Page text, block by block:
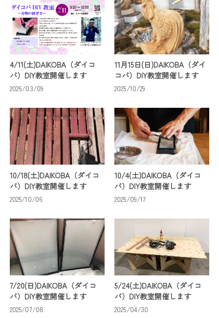
4/11(土)DAIKOBA（ダイコ
バ）DIY教室開催します
2026/03/09
11月15日(日)DAIKOBA（ダイ
コバ）DIY教室開催します
2025/10/29
10/18(土)DAIKOBA（ダイコ
バ）DIY教室開催します
2025/10/06
10/4(土)DAIKOBA（ダイコ
バ）DIY教室開催します
2025/09/17
7/20(日)DAIKOBA（ダイコ
バ）DIY教室開催します
2025/07/08
5/24(土)DAIKOBA（ダイコ
バ）DIY教室開催します
2025/04/30